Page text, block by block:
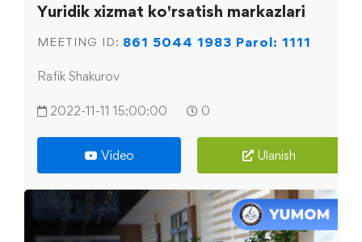
Yuridik xizmat ko'rsatish markazlari
MEETING ID: 861 5044 1983 Parol: 1111
Rafik Shakurov
2022-11-11 15:00:00 0
Video Ulanish